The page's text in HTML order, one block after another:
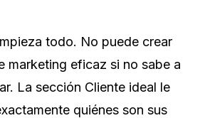
todo. No puede crear
marketing eficaz si no sabe a
La sección Cliente ideal le
quiénes son sus